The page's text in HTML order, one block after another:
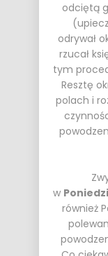
odciętą
odrywał
rzucał
tym
Resztę
polach i
w
również